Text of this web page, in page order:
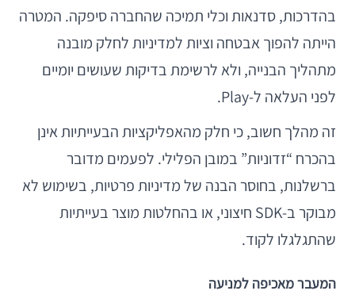
בהדרכות, סדנאות וכלי תמיכה שהחברה סיפקה. המטרה
הייתה להפוך אבטחה וציות למדיניות לחלק מובנה
מתהליך הבנייה, ולא לרשימת בדיקות שעושים יומיים
לפני העלאה ל-Play.
זה מהלך חשוב, כי חלק מהאפליקציות הבעייתיות אינן
בהכרח “זדוניות” במובן הפלילי. לפעמים מדובר
ברשלנות, בחוסר הבנה של מדיניות פרטיות, בשימוש לא
מבוקר ב-SDK חיצוני, או בהחלטות מוצר בעייתיות
שהתגלגלו לקוד.
המעבר מאכיפה למניעה